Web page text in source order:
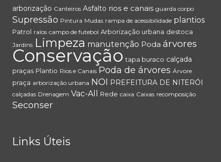
arborização Canteiros Asfalto rios e canais guarda corpo
Supressão Pintura Mudas rampa de acessibilidade plantios
Patrol ralos campo de futebol Arborização urbana destoca
Jardins Limpeza manutenção Poda árvores
Conservação tapa buraco calçada
praças Plantio Rios e Canais Poda de árvores Árvore
praça arborização urbana NOI PREFEITURA DE NITERÓI
calçadas Drenagem Vac-All Rede caixa Caixas recomposição
Seconser
Links Úteis